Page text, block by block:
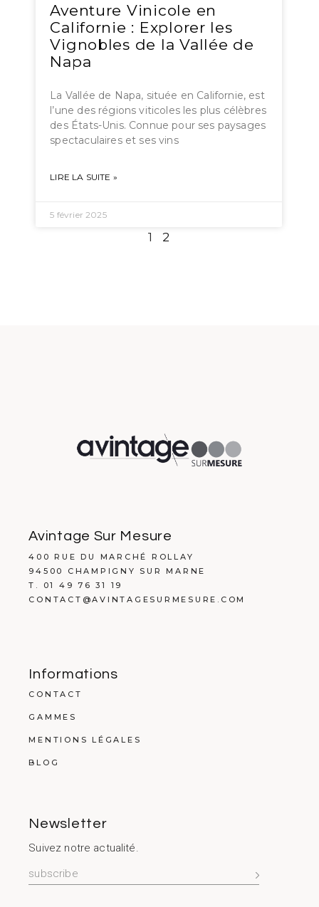
Aventure Vinicole en
Californie : Explorer les
Vignobles de la Vallée de
Napa
La Vallée de Napa, située en Californie, est
l’une des régions viticoles les plus célèbres
des États-Unis. Connue pour ses paysages
spectaculaires et ses vins
LIRE LA SUITE »
5 février 2025
1 2
Avintage Sur Mesure
400 RUE DU MARCHÉ ROLLAY
94500 CHAMPIGNY SUR MARNE
T. 01 49 76 31 19
CONTACT@AVINTAGESURMESURE.COM
Informations
CONTACT
GAMMES
MENTIONS LÉGALES
BLOG
Newsletter
Suivez notre actualité.